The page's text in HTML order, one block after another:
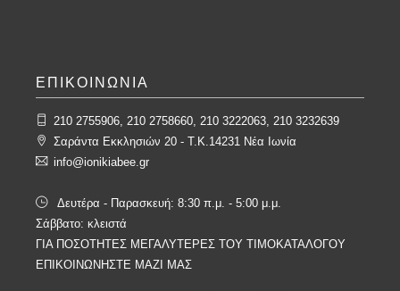
ΕΠΙΚΟΙΝΩΝΙΑ
210 2755906, 210 2758660, 210 3222063, 210 3232639
Σαράντα Εκκλησιών 20 - T.K.14231 Νέα Ιωνία
info@ionikiabee.gr
Δευτέρα - Παρασκευή: 8:30 π.μ. - 5:00 μ.μ.
Σάββατο: κλειστά
ΓΙΑ ΠΟΣΟΤΗΤΕΣ ΜΕΓΑΛΥΤΕΡΕΣ ΤΟΥ ΤΙΜΟΚΑΤΑΛΟΓΟΥ
ΕΠΙΚΟΙΝΩΝΗΣΤΕ ΜΑΖΙ ΜΑΣ